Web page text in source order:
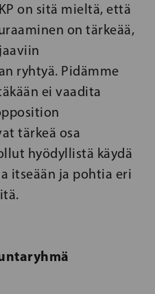
on sitä mieltä, että
on tärkeää,
ryhtyä. Pidämme
ei vaadita
tärkeä osa
hyödyllistä käydä
itseään ja pohtia eri